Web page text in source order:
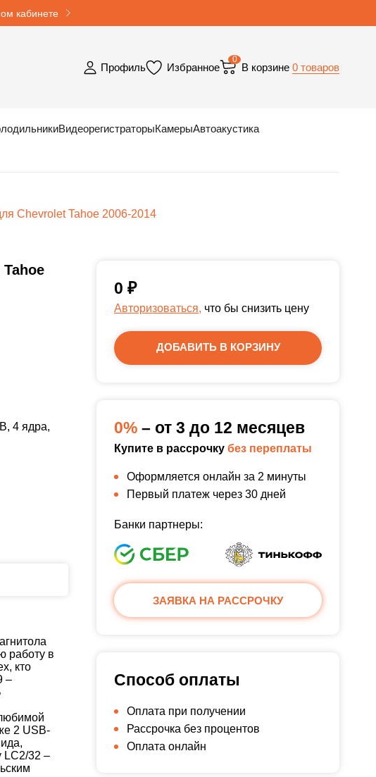
кабинете
Профиль Избранное
0
В корзине 0 товаров
ВидеорегистраторыКамерыАвтоакустика
Chevrolet Tahoe 2006-2014
4 ядра,
работу в
кто
–
2 USB-
LC2/32 –
0 ₽
Авторизоваться, что бы снизить цену
ДОБАВИТЬ В КОРЗИНУ
0% – от 3 до 12 месяцев
Купите в рассрочку без переплаты
Оформляется онлайн за 2 минуты
Первый платеж через 30 дней
Банки партнеры:
ЗАЯВКА НА РАССРОЧКУ
Способ оплаты
Оплата при получении
Рассрочка без процентов
Оплата онлайн